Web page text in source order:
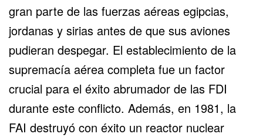
gran parte de las fuerzas aéreas egipcias,
jordanas y sirias antes de que sus aviones
pudieran despegar. El establecimiento de la
supremacía aérea completa fue un factor
crucial para el éxito abrumador de las FDI
durante este conflicto. Además, en 1981, la
FAI destruyó con éxito un reactor nuclear